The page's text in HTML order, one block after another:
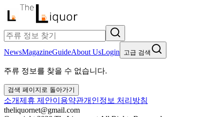
NewsMagazineGuideAbout UsLogin 고급 검색
주류 정보를 찾을 수 없습니다.
검색 페이지로 돌아가기
소개제휴 제안이용약관개인정보 처리방침
theliquornet@gmail.com